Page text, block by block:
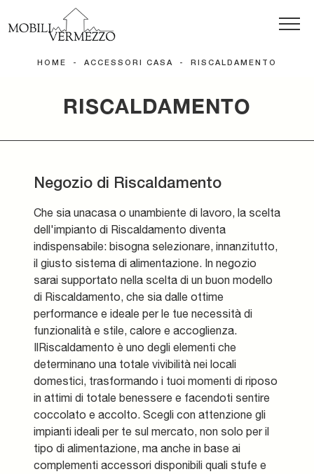
HOME - ACCESSORI CASA - RISCALDAMENTO
RISCALDAMENTO
Negozio di Riscaldamento
Che sia unacasa o unambiente di lavoro, la scelta
dell'impianto di Riscaldamento diventa
indispensabile: bisogna selezionare, innanzitutto,
il giusto sistema di alimentazione. In negozio
sarai supportato nella scelta di un buon modello
di Riscaldamento, che sia dalle ottime
performance e ideale per le tue necessità di
funzionalità e stile, calore e accoglienza.
IlRiscaldamento è uno degli elementi che
determinano una totale vivibilità nei locali
domestici, trasformando i tuoi momenti di riposo
in attimi di totale benessere e facendoti sentire
coccolato e accolto. Scegli con attenzione gli
impianti ideali per te sul mercato, non solo per il
tipo di alimentazione, ma anche in base ai
complementi accessori disponibili quali stufe e